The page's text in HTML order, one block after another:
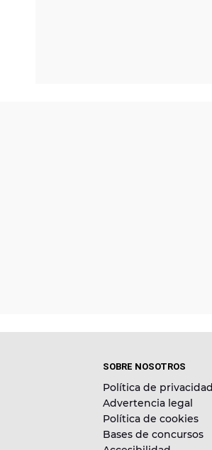
SOBRE NOSOTROS
Política de privacidad
Advertencia legal
Política de cookies
Bases de concursos